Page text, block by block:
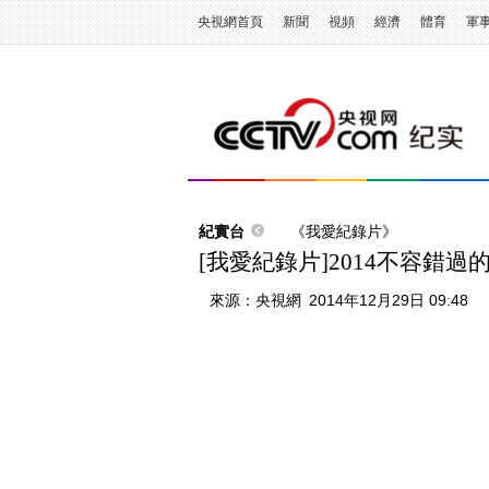
央視網首頁 新聞 視頻 經濟 體育 軍
紀實台 《我愛紀錄片》
[我愛紀錄片]2014不容錯過
來源： 央視網 2014年12月29日 09:48